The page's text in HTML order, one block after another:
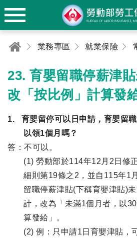
業務專區 就業保險
23. 育嬰留職停薪津
改「按比例」計算發
1. 育嬰留停可以日申請，育嬰留
以領1個月嗎？
答：不可以。
(1) 勞動部於114年12月2日修
細則第19條之2，並自115年1
留職停薪津貼(下稱育嬰津貼)
計，改為「未滿1個月者，以
算發給」。
(2) 例：只申請1日育嬰津貼，